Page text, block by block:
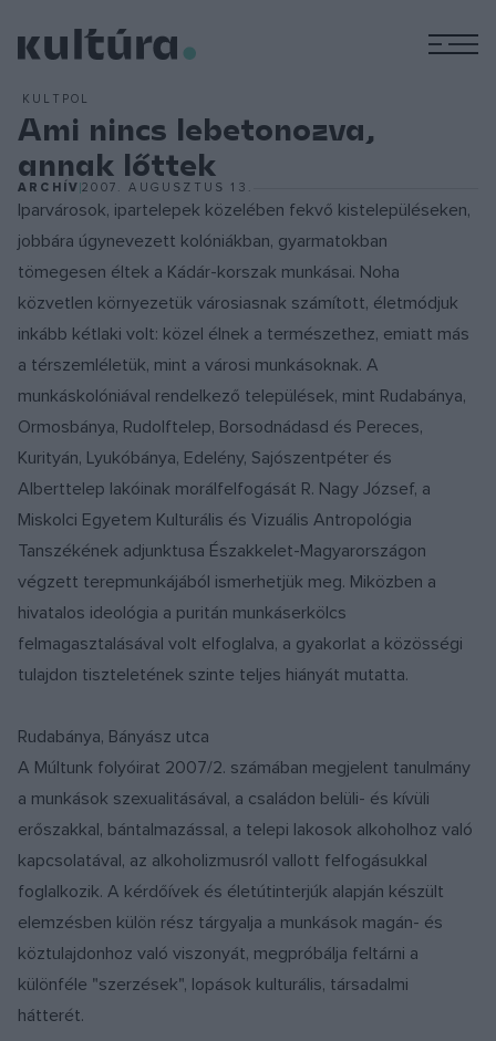
KULTPOL
Ami nincs lebetonozva,
annak lőttek
ARCHÍV2007. AUGUSZTUS 13.
Iparvárosok, ipartelepek közelében fekvő kistelepüléseken,
jobbára úgynevezett kolóniákban, gyarmatokban
tömegesen éltek a Kádár-korszak munkásai. Noha
közvetlen környezetük városiasnak számított, életmódjuk
inkább kétlaki volt: közel élnek a természethez, emiatt más
a térszemléletük, mint a városi munkásoknak. A
munkáskolóniával rendelkező települések, mint Rudabánya,
Ormosbánya, Rudolftelep, Borsodnádasd és Pereces,
Kurityán, Lyukóbánya, Edelény, Sajószentpéter és
Alberttelep lakóinak morálfelfogását R. Nagy József, a
Miskolci Egyetem Kulturális és Vizuális Antropológia
Tanszékének adjunktusa Északkelet-Magyarországon
végzett terepmunkájából ismerhetjük meg. Miközben a
hivatalos ideológia a puritán munkáserkölcs
felmagasztalásával volt elfoglalva, a gyakorlat a közösségi
tulajdon tiszteletének szinte teljes hiányát mutatta.
Rudabánya, Bányász utca
A Múltunk folyóirat 2007/2. számában megjelent tanulmány
a munkások szexualitásával, a családon belüli- és kívüli
erőszakkal, bántalmazással, a telepi lakosok alkoholhoz való
kapcsolatával, az alkoholizmusról vallott felfogásukkal
foglalkozik. A kérdőívek és életútinterjúk alapján készült
elemzésben külön rész tárgyalja a munkások magán- és
köztulajdonhoz való viszonyát, megpróbálja feltárni a
különféle "szerzések", lopások kulturális, társadalmi
hátterét.